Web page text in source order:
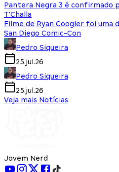
Pantera Negra 3 é confirmado
T'Challa
Filme de Ryan Coogler foi uma
San Diego Comic-Con
Pedro Siqueira
25.jul.26
Pedro Siqueira
25.jul.26
Veja mais Notícias
Jovem Nerd